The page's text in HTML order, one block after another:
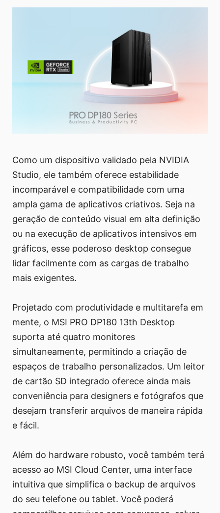
Como um dispositivo validado pela NVIDIA
Studio, ele também oferece estabilidade
incomparável e compatibilidade com uma
ampla gama de aplicativos criativos. Seja na
geração de conteúdo visual em alta definição
ou na execução de aplicativos intensivos em
gráficos, esse poderoso desktop consegue
lidar facilmente com as cargas de trabalho
mais exigentes.
Projetado com produtividade e multitarefa em
mente, o MSI PRO DP180 13th Desktop
suporta até quatro monitores
simultaneamente, permitindo a criação de
espaços de trabalho personalizados. Um leitor
de cartão SD integrado oferece ainda mais
conveniência para designers e fotógrafos que
desejam transferir arquivos de maneira rápida
e fácil.
Além do hardware robusto, você também terá
acesso ao MSI Cloud Center, uma interface
intuitiva que simplifica o backup de arquivos
do seu telefone ou tablet. Você poderá